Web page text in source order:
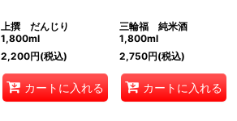
上撰 だんじり
1,800ml
2,200円(税込)
カートに入れる
三輪福 純米酒
1,800ml
2,750円(税込)
カートに入れる